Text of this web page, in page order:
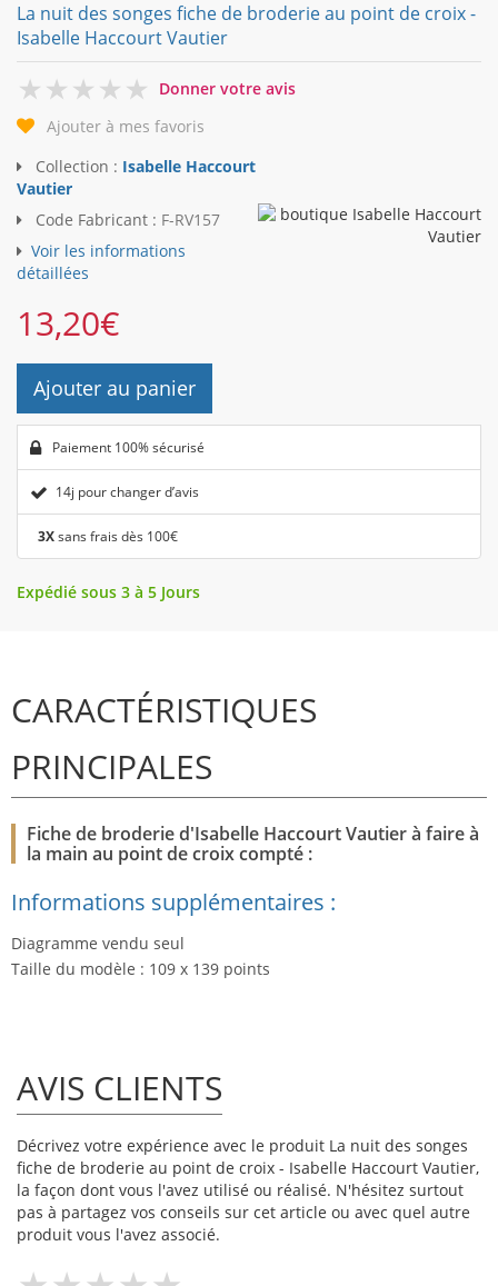
La nuit des songes fiche de broderie au point de croix -
Isabelle Haccourt Vautier
0
Donner votre avis
Ajouter à mes favoris
Collection : Isabelle Haccourt
Vautier
Code Fabricant : F-RV157
Voir les informations
détaillées
13,20€
Ajouter au panier
Paiement 100% sécurisé
14j pour changer d’avis
3Xsans frais dès 100€
Expédié sous 3 à 5 Jours
CARACTÉRISTIQUES
PRINCIPALES
Fiche de broderie d'Isabelle Haccourt Vautier à faire à
la main au point de croix compté :
Informations supplémentaires :
Diagramme vendu seul
Taille du modèle : 109 x 139 points
AVIS CLIENTS
Décrivez votre expérience avec le produit La nuit des songes
fiche de broderie au point de croix - Isabelle Haccourt Vautier,
la façon dont vous l'avez utilisé ou réalisé. N'hésitez surtout
pas à partagez vos conseils sur cet article ou avec quel autre
produit vous l'avez associé.